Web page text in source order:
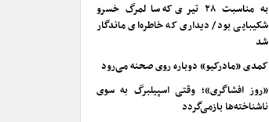
به مناسبت ۲۸ تیری که سالمرگ خسرو
شکیبایی بود/ دیداری که خاطره‌ای ماندگار
شد
کمدی «مادرکیو» دوباره روی صحنه می‌رود
«روز افشاگری»؛ وقتی اسپیلبرگ به سوی
ناشناخته‌ها بازمی‌گردد